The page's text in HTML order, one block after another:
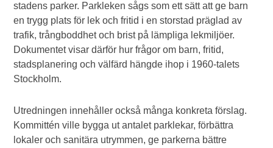
stadens parker. Parkleken sågs som ett sätt att ge barn
en trygg plats för lek och fritid i en storstad präglad av
trafik, trångboddhet och brist på lämpliga lekmiljöer.
Dokumentet visar därför hur frågor om barn, fritid,
stadsplanering och välfärd hängde ihop i 1960-talets
Stockholm.
Utredningen innehåller också många konkreta förslag.
Kommittén ville bygga ut antalet parklekar, förbättra
lokaler och sanitära utrymmen, ge parkerna bättre